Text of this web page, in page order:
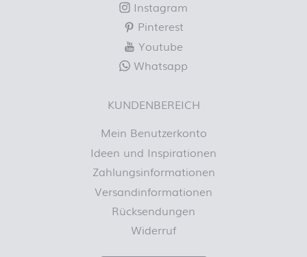
Instagram
Pinterest
Youtube
Whatsapp
KUNDENBEREICH
Mein Benutzerkonto
Ideen und Inspirationen
Zahlungsinformationen
Versandinformationen
Rücksendungen
Widerruf